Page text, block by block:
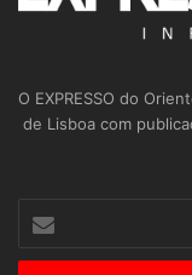
O EXPRESSO do
de Lisboa com
seu